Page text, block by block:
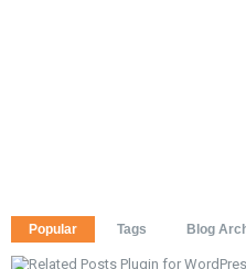
Popular Tags Blog